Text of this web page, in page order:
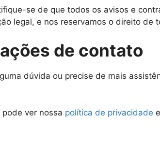
se de que todos os avisos e
legal, e nos reservamos o direito
de contato
dúvida ou precise de mais
ver nossa política de privacidade e